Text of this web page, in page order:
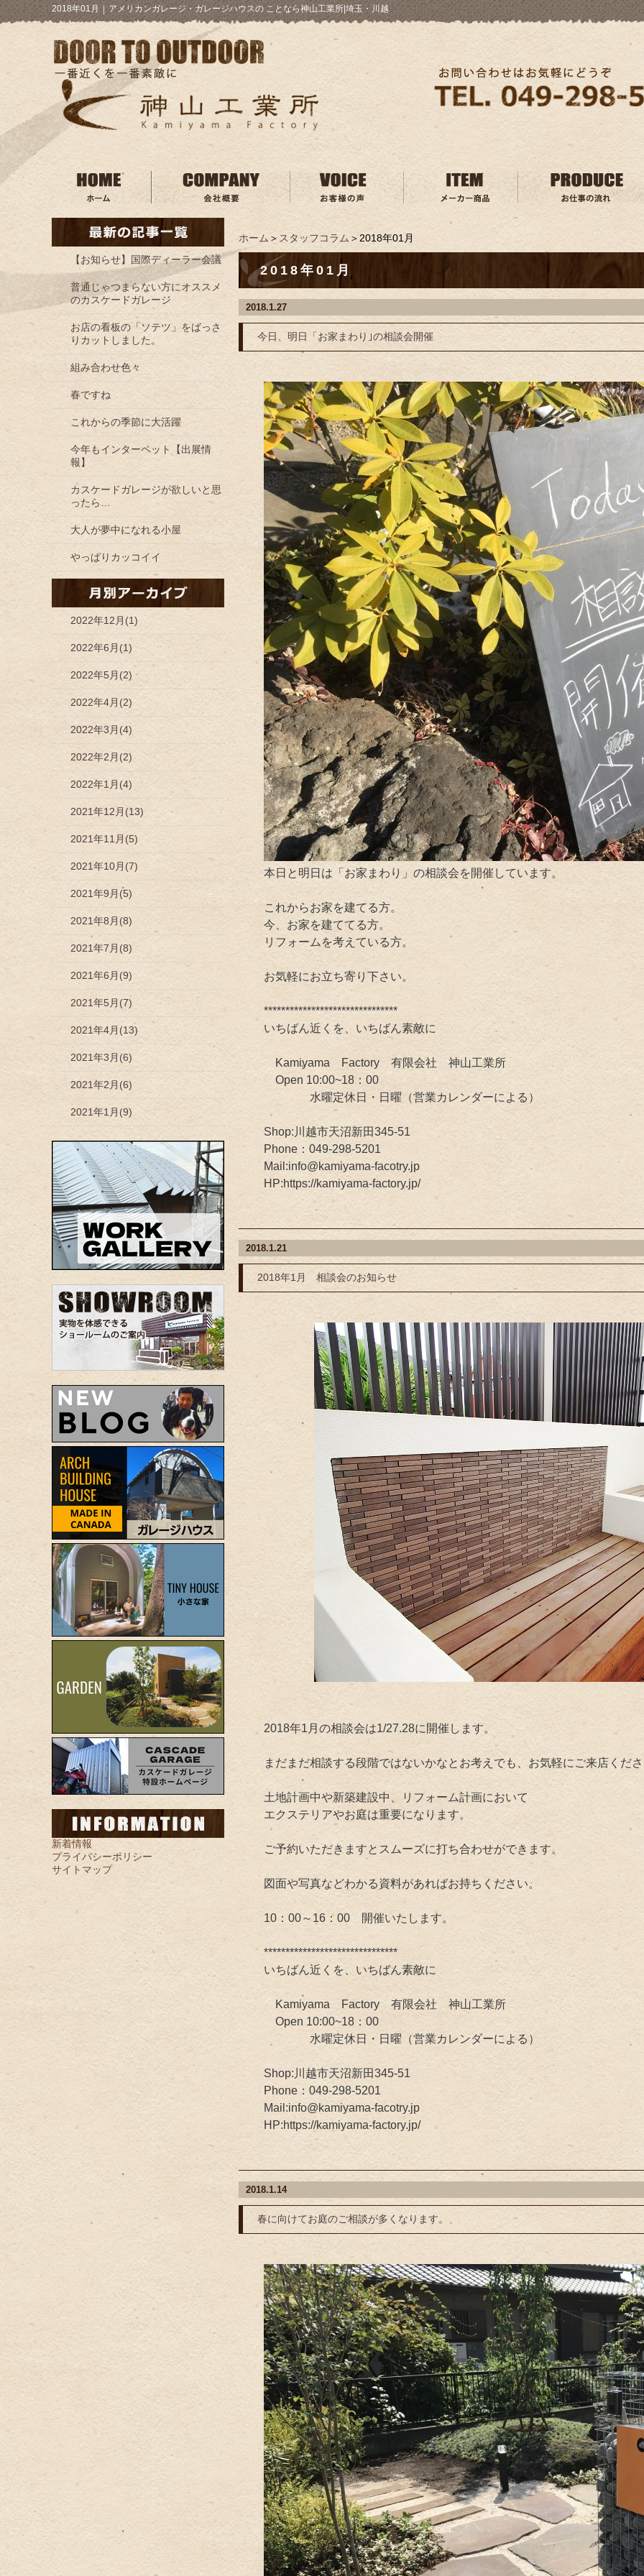
2018年01月 ｜ アメリカンガレージ・ガレージハウスの ことなら神山工業所|埼玉・川越
ホーム ＞スタッフコラム ＞2018年01月
2018年01月
2018.1.27
今日、明日「お家まわり｣の相談会開催
本日と明日は「お家まわり」の相談会を開催しています。
これからお家を建てる方。
今、お家を建ててる方。
リフォームを考えている方。
お気軽にお立ち寄り下さい。
*******************************
いちばん近くを、いちばん素敵に
Kamiyama Factory 有限会社 神山工業所
Open 10:00~18：00
水曜定休日・日曜（営業カレンダーによる）
Shop:川越市天沼新田345-51
Phone：049-298-5201
Mail:info@kamiyama-facotry.jp
HP:https://kamiyama-factory.jp/
2018.1.21
2018年1月 相談会のお知らせ
2018年1月の相談会は1/27.28に開催します。
まだまだ相談する段階ではないかなとお考えでも、お気軽にご来店くだ
土地計画中や新築建設中、リフォーム計画において
エクステリアやお庭は重要になります。
ご予約いただきますとスムーズに打ち合わせができます。
図面や写真などわかる資料があればお持ちください。
10：00～16：00 開催いたします。
*******************************
いちばん近くを、いちばん素敵に
Kamiyama Factory 有限会社 神山工業所
Open 10:00~18：00
水曜定休日・日曜（営業カレンダーによる）
Shop:川越市天沼新田345-51
Phone：049-298-5201
Mail:info@kamiyama-facotry.jp
HP:https://kamiyama-factory.jp/
2018.1.14
春に向けてお庭のご相談が多くなります。
【お知らせ】国際ディーラー会議
普通じゃつまらない方にオススメ
のカスケードガレージ
お店の看板の「ソテツ」をばっさ
りカットしました。
組み合わせ色々
春ですね
これからの季節に大活躍
今年もインターペット【出展情
報】
カスケードガレージが欲しいと思
ったら…
大人が夢中になれる小屋
やっぱりカッコイイ
2022年12月(1)
2022年6月(1)
2022年5月(2)
2022年4月(2)
2022年3月(4)
2022年2月(2)
2022年1月(4)
2021年12月(13)
2021年11月(5)
2021年10月(7)
2021年9月(5)
2021年8月(8)
2021年7月(8)
2021年6月(9)
2021年5月(7)
2021年4月(13)
2021年3月(6)
2021年2月(6)
2021年1月(9)
新着情報
プライバシーポリシー
サイトマップ